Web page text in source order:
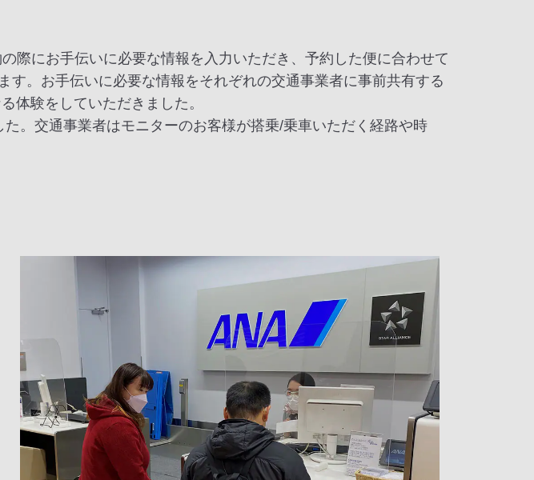
際にお手伝いに必要な情報を入力いただき、予約した便に合わせて
。お手伝いに必要な情報をそれぞれの交通事業者に事前共有する
体験をしていただきました。
。交通事業者はモニターのお客様が搭乗/乗車いただく経路や時